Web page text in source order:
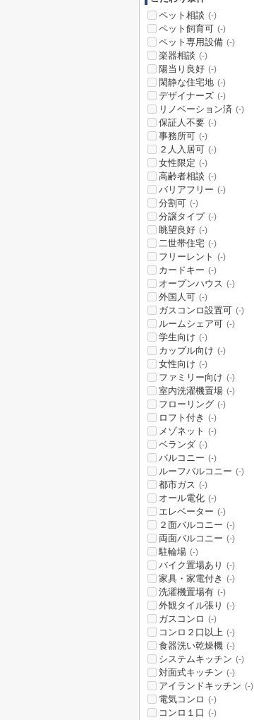
ペット相談 (-)
ペット飼育可 (-)
ペット専用設備 (-)
楽器相談 (-)
陽当り良好 (-)
閑静な住宅地 (-)
デザイナーズ (-)
リノベーション済 (-)
保証人不要 (-)
事務所可 (-)
２人入居可 (-)
女性限定 (-)
高齢者相談 (-)
バリアフリー (-)
分割可 (-)
分譲タイプ (-)
眺望良好 (-)
二世帯住宅 (-)
フリーレント (-)
カードキー (-)
オープンハウス (-)
外国人可 (-)
ガスコンロ設置可 (-)
ルームシェア可 (-)
学生向け (-)
カップル向け (-)
女性向け (-)
ファミリー向け (-)
室内洗濯機置場 (-)
フローリング (-)
ロフト付き (-)
メゾネット (-)
ベランダ (-)
バルコニー (-)
ルーフバルコニー (-)
都市ガス (-)
オール電化 (-)
エレベーター (-)
２面バルコニー (-)
両面バルコニー (-)
駐輪場 (-)
バイク置場あり (-)
家具・家電付き (-)
洗濯機置場有 (-)
外観タイル張り (-)
ガスコンロ (-)
コンロ２口以上 (-)
食器洗い乾燥機 (-)
システムキッチン (-)
対面式キッチン (-)
アイランドキッチン (-)
電気コンロ (-)
コンロ１口 (-)